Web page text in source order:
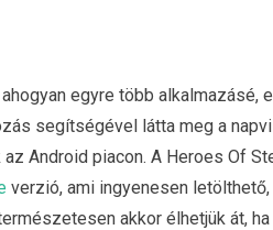
egyre több alkalmazásé,
segítségével látta meg a
Android piacon. A Heroes Of
verzió, ami ingyenesen
akkor élhetjük át,